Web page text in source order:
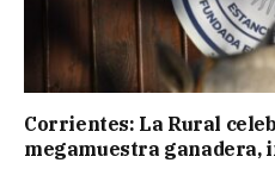
Corrientes: La Rural
megamuestra